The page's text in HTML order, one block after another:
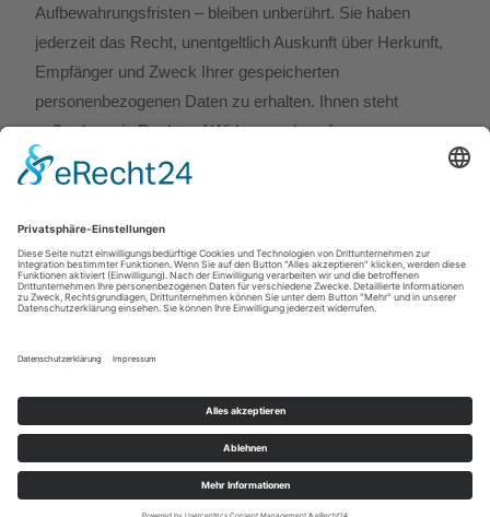
Aufbewahrungsfristen – bleiben unberührt. Sie haben
jederzeit das Recht, unentgeltlich Auskunft über Herkunft,
Empfänger und Zweck Ihrer gespeicherten
personenbezogenen Daten zu erhalten. Ihnen steht
außerdem ein Recht auf Widerspruch, auf
Datenübertragbarkeit und ein Beschwerderecht bei der
zuständigen Aufsichtsbehörde zu. Ferner können Sie die
Umständen die Einschränkung der Verarbeitung Ihrer
personenbezogenen Daten verlangen. Details entnehmen
Sie unsererDatenschutzerklärung.
Impressum Datenschutz